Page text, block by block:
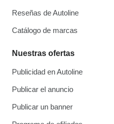
Reseñas de Autoline
Catálogo de marcas
Nuestras ofertas
Publicidad en Autoline
Publicar el anuncio
Publicar un banner